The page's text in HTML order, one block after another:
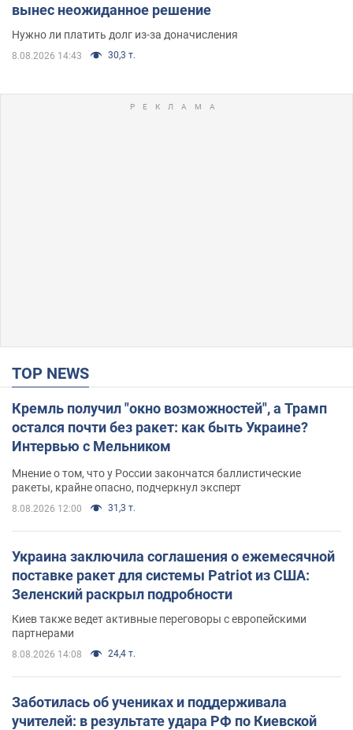
вынес неожиданное решение
Нужно ли платить долг из-за доначисления
8.08.2026 14:43 30,3 т.
TOP NEWS
Кремль получил "окно возможностей", а Трамп
остался почти без ракет: как быть Украине?
Интервью с Мельником
Мнение о том, что у России закончатся баллистические
ракеты, крайне опасно, подчеркнул эксперт
8.08.2026 12:00 31,3 т.
Украина заключила соглашения о ежемесячной
поставке ракет для системы Patriot из США:
Зеленский раскрыл подробности
Киев также ведет активные переговоры с европейскими
партнерами
8.08.2026 14:08 24,4 т.
Заботилась об учениках и поддерживала
учителей: в результате удара РФ по Киевской